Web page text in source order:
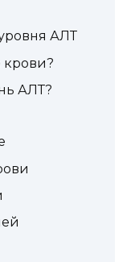
АЛТ
крови?
АЛТ?